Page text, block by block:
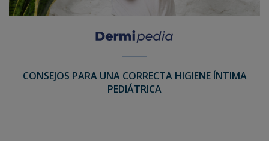
CONSEJOS PARA UNA CORRECTA HIGIENE ÍNTIMA
PEDIÁTRICA